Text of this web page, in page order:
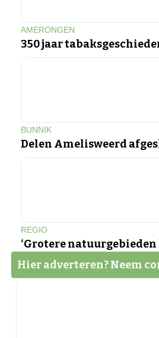
AMERONGEN
350 jaar
BUNNIK
Delen Amelisweerd
REGIO
‘Grotere
Hier adverteren? Neem